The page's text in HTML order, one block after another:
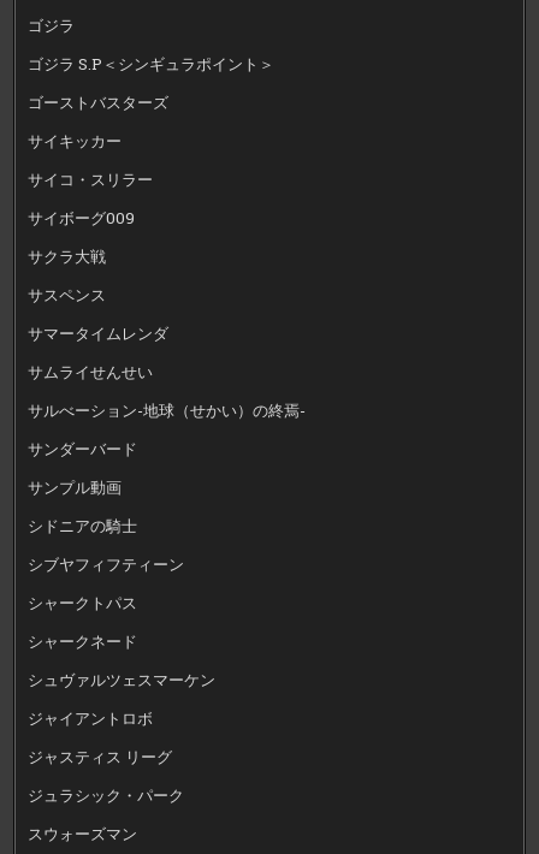
ゴジラ
ゴジラ S.P＜シンギュラポイント＞
ゴーストバスターズ
サイキッカー
サイコ・スリラー
サイボーグ009
サクラ大戦
サスペンス
サマータイムレンダ
サムライせんせい
サルべーション-地球（せかい）の終焉-
サンダーバード
サンプル動画
シドニアの騎士
シブヤフィフティーン
シャークトパス
シャークネード
シュヴァルツェスマーケン
ジャイアントロボ
ジャスティス リーグ
ジュラシック・パーク
スウォーズマン